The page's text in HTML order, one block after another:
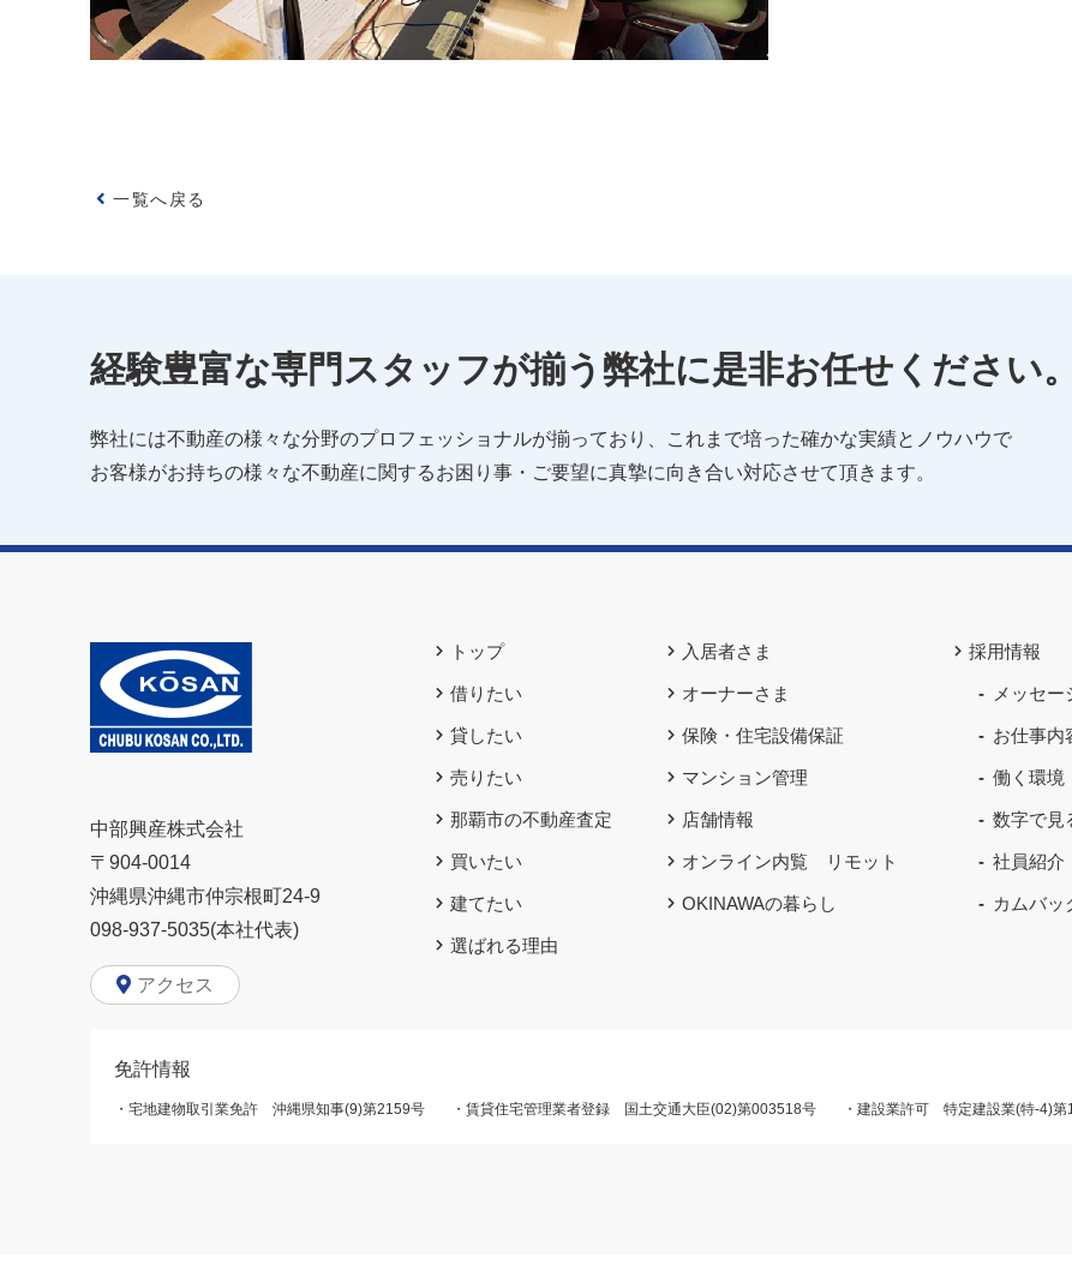
一覧へ戻る
経験豊富な専門スタッフが揃う 弊社に是非お任せください。
弊社には不動産の様々な分野のプロフェッショナルが揃っており、これまで培った確かな実績とノウハウで
お客様がお持ちの様々な不動産に関するお困り事・ご要望に真摯に向き合い対応させて頂きます。
中部興産株式会社
〒904-0014
沖縄県沖縄市仲宗根町24-9
098-937-5035(本社代表)
アクセス
トップ
借りたい
貸したい
売りたい
那覇市の不動産査定
買いたい
建てたい
選ばれる理由
入居者さま
オーナーさま
保険・住宅設備保証
マンション管理
店舗情報
オンライン内覧 リモット
OKINAWAの暮らし
採用情報
メッセー
お仕事内
働く環境
数字で見
社員紹介
カムバッ
免許情報
・宅地建物取引業免許 沖縄県知事(9)第2159号 ・賃貸住宅管理業者登録 国土交通大臣(02)第003518号 ・建設業許可 特定建設業(特-4)第